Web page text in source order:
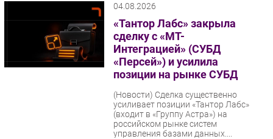
04.08.2026
«Тантор Лабс» закрыла
сделку с «МТ-
Интеграцией» (СУБД
«Персей») и усилила
позиции на рынке СУБД
(Новости) Сделка существенно
усиливает позиции «Тантор Лабс»
(входит в «Группу Астра») на
российском рынке систем
управления базами данных....